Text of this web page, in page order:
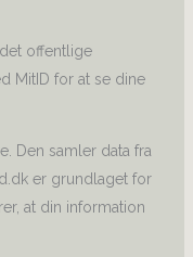
offentlige
MitID for at se dine
Den samler data fra
er grundlaget for
at din information